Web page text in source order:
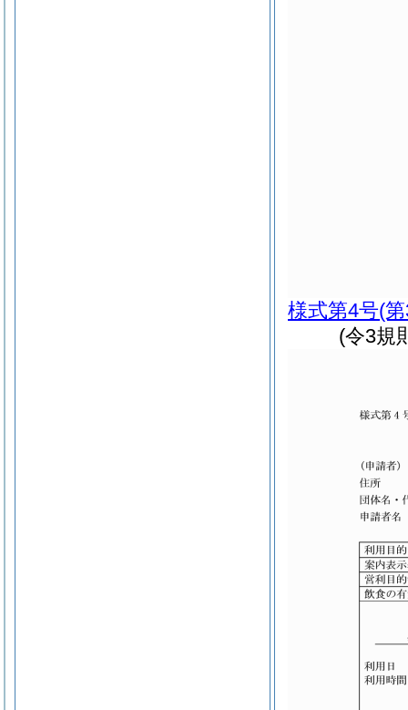
様式第4号(
(令3規